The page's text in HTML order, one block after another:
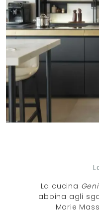
La cucina
abbina agli
Marie